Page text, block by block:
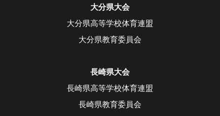
大分県大会
大分県高等学校体育連盟
大分県教育委員会
長崎県大会
長崎県高等学校体育連盟
長崎県教育委員会